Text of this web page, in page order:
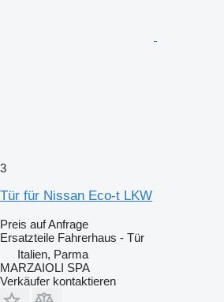
3
Tür für Nissan Eco-t LKW
Preis auf Anfrage
Ersatzteile Fahrerhaus - Tür
Italien, Parma
MARZAIOLI SPA
Verkäufer kontaktieren